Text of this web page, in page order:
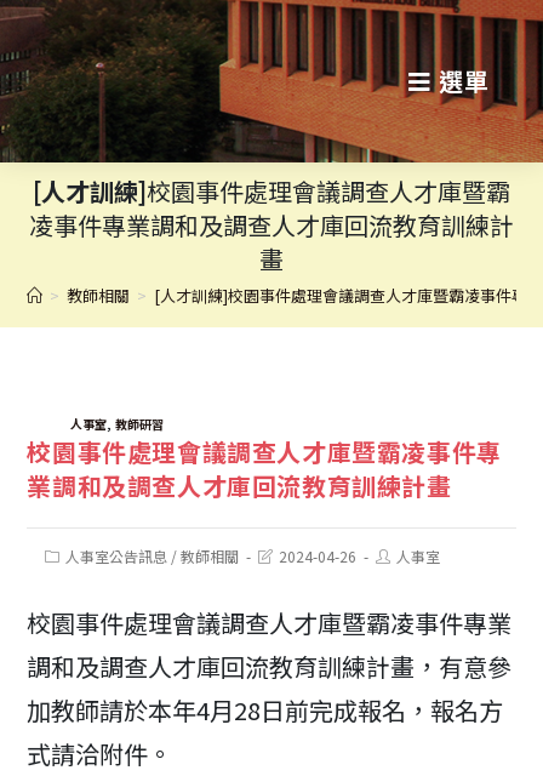
跳
轉
至
主
選單
[人才訓練]校園事件處理會議調查人才庫暨霸
凌事件專業調和及調查人才庫回流教育訓練計
畫
> 教師相關 > [人才訓練]校園事件處理會議調查人才庫暨霸凌事件專
人事室, 教師研習
校園事件處理會議調查人才庫暨霸凌事件專
業調和及調查人才庫回流教育訓練計畫
Post人事室公告訊息 / 教師相關
Post2024-04-26
Post人事室
校園事件處理會議調查人才庫暨霸凌事件專業
調和及調查人才庫回流教育訓練計畫，有意參
加教師請於本年4月28日前完成報名，報名方
式請洽附件。